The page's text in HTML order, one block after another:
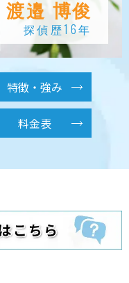
渡邉 博俊
探偵歴16年
特徴・強み
料金表